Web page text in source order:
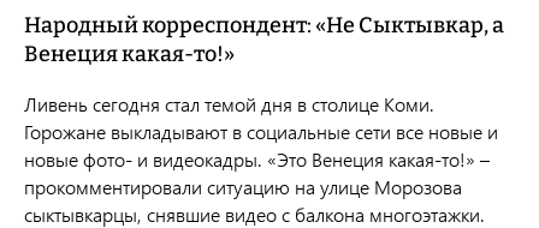
Народный корреспондент: «Не Сыктывкар, а
Венеция какая-то!»
Ливень сегодня стал темой дня в столице Коми.
Горожане выкладывают в социальные сети все новые и
новые фото- и видеокадры. «Это Венеция какая-то!» –
прокомментировали ситуацию на улице Морозова
сыктывкарцы, снявшие видео с балкона многоэтажки.